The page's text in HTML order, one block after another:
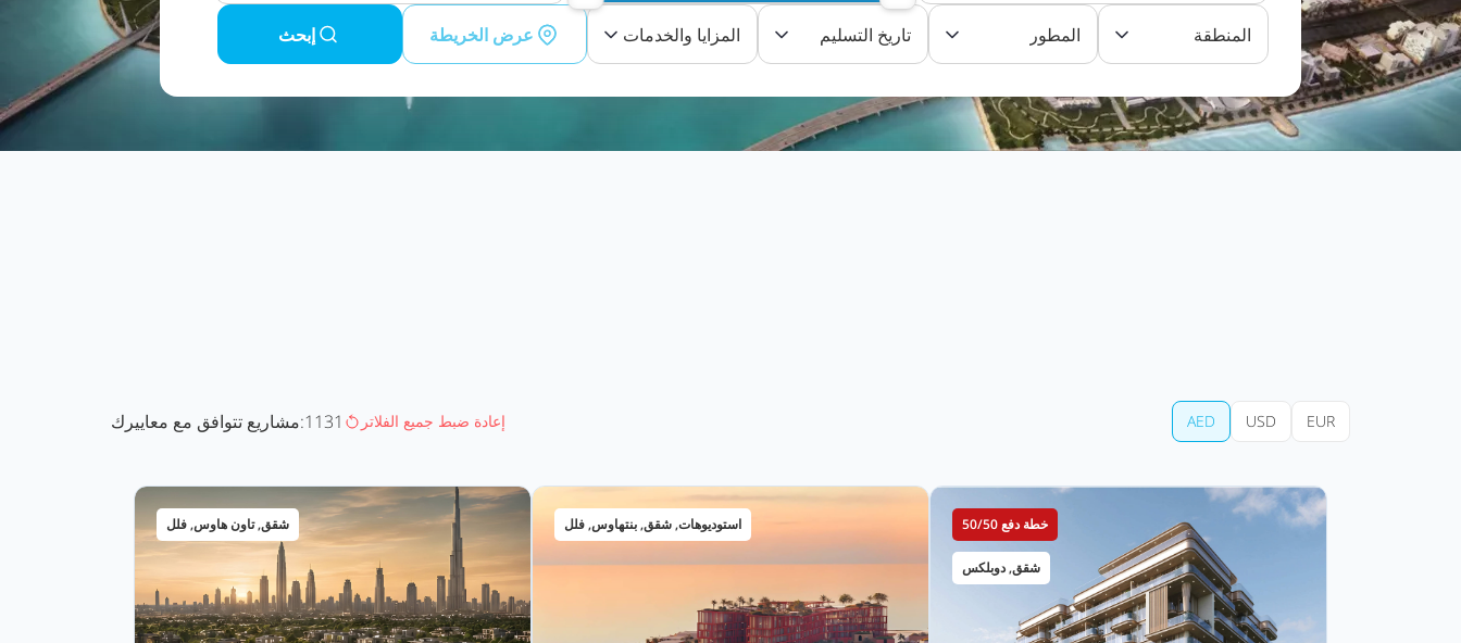
المنطقة المطور تاريخ التسليم المزايا والخدمات عرض الخريطة إبحث
1131مشاريع تتوافق مع معاييرك: إعادة ضبط جميع الفلاتر AED USD EUR
شقق, تاون هاوس, فلل استوديوهات, شقق, بنتهاوس, فلل خطة دفع 50/50
شقق, دوبلكس